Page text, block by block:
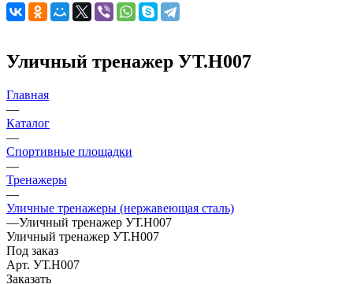
Уличный тренажер УТ.Н007
Главная
—
Каталог
—
Спортивные площадки
—
Тренажеры
—
Уличные тренажеры (нержавеющая сталь)
—Уличный тренажер УТ.Н007
Уличный тренажер УТ.Н007
Под заказ
Арт. УТ.Н007
Заказать